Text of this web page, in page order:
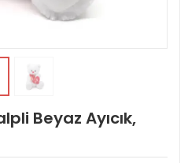
Beyaz Ayıcık,